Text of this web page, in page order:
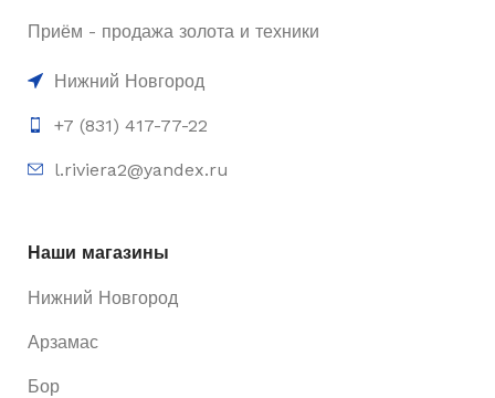
Приём - продажа золота и техники
Нижний Новгород
+7 (831) 417-77-22
l.riviera2@yandex.ru
Наши магазины
Нижний Новгород
Арзамас
Бор